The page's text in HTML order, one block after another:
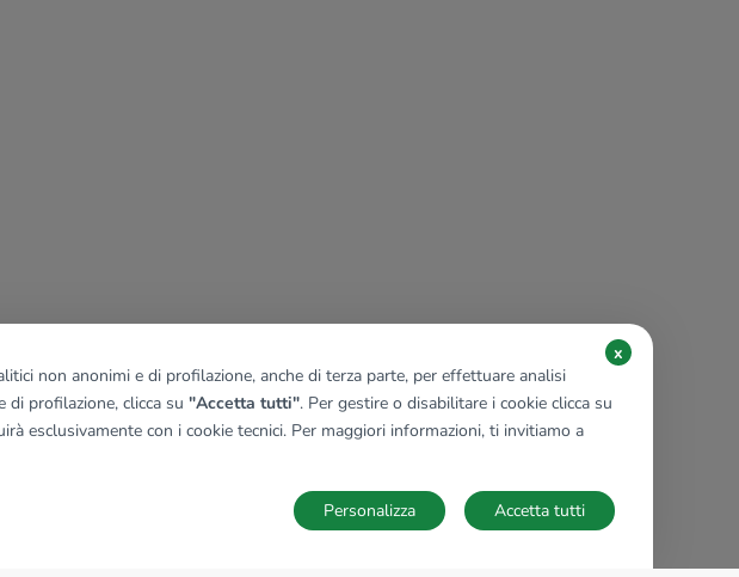
non anonimi e di profilazione, anche di terza parte, per effettuare analisi
di profilazione, clicca su "Accetta tutti". Per gestire o disabilitare i cookie clicca su
esclusivamente con i cookie tecnici. Per maggiori informazioni, ti invitiamo a
x
Accetta tutti
Personalizza